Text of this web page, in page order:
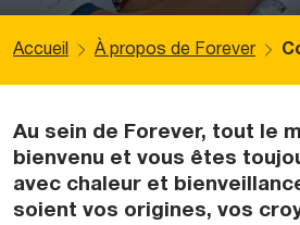
Accueil À propos de Forever
Au sein de Forever, tout le
bienvenu et vous êtes
avec chaleur et
soient vos origines, vos